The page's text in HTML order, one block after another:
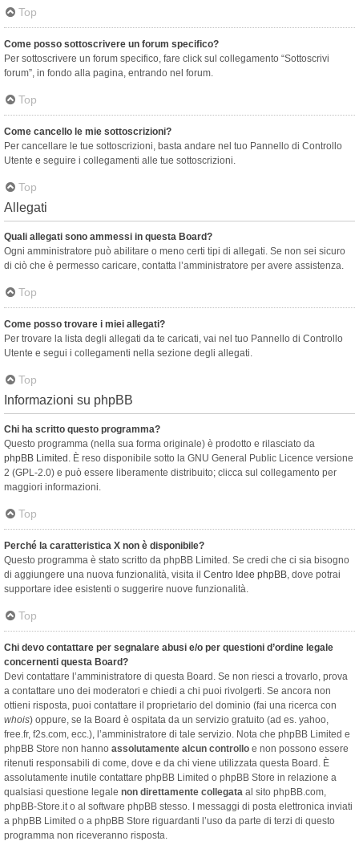
Top
Come posso sottoscrivere un forum specifico?
Per sottoscrivere un forum specifico, fare click sul collegamento “Sottoscrivi
forum”, in fondo alla pagina, entrando nel forum.
Top
Come cancello le mie sottoscrizioni?
Per cancellare le tue sottoscrizioni, basta andare nel tuo Pannello di Controllo
Utente e seguire i collegamenti alle tue sottoscrizioni.
Top
Allegati
Quali allegati sono ammessi in questa Board?
Ogni amministratore può abilitare o meno certi tipi di allegati. Se non sei sicuro
di ciò che è permesso caricare, contatta l’amministratore per avere assistenza.
Top
Come posso trovare i miei allegati?
Per trovare la lista degli allegati da te caricati, vai nel tuo Pannello di Controllo
Utente e segui i collegamenti nella sezione degli allegati.
Top
Informazioni su phpBB
Chi ha scritto questo programma?
Questo programma (nella sua forma originale) è prodotto e rilasciato da
phpBB Limited . È reso disponibile sotto la GNU General Public Licence versione
2 (GPL-2.0) e può essere liberamente distribuito; clicca sul collegamento per
maggiori informazioni.
Top
Perché la caratteristica X non è disponibile?
Questo programma è stato scritto da phpBB Limited. Se credi che ci sia bisogno
di aggiungere una nuova funzionalità, visita il Centro Idee phpBB, dove potrai
supportare idee esistenti o suggerire nuove funzionalità.
Top
Chi devo contattare per segnalare abusi e/o per questioni d’ordine legale
concernenti questa Board?
Devi contattare l’amministratore di questa Board. Se non riesci a trovarlo, prova
a contattare uno dei moderatori e chiedi a chi puoi rivolgerti. Se ancora non
ottieni risposta, puoi contattare il proprietario del dominio (fai una ricerca con
whois) oppure, se la Board è ospitata da un servizio gratuito (ad es. yahoo,
free.fr, f2s.com, ecc.), l’amministratore di tale servizio. Nota che phpBB Limited e
phpBB Store non hanno assolutamente alcun controllo e non possono essere
ritenuti responsabili di come, dove e da chi viene utilizzata questa Board. È
assolutamente inutile contattare phpBB Limited o phpBB Store in relazione a
qualsiasi questione legale non direttamente collegata al sito phpBB.com,
phpBB-Store.it o al software phpBB stesso. I messaggi di posta elettronica inviati
a phpBB Limited o a phpBB Store riguardanti l’uso da parte di terzi di questo
programma non riceveranno risposta.